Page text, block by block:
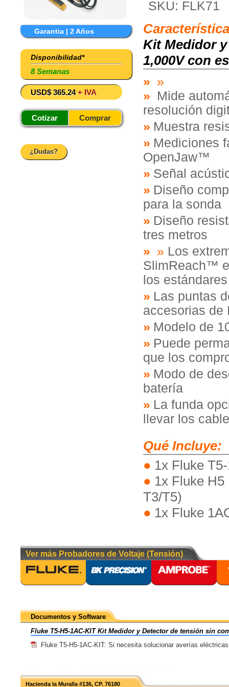
Garantia | 2 Años
Disponibilidad*
8 Semanas
USD$ 365.24+ IVA
Cotizar Comprar
¿Dudas?
SKU: FLK71
Kit Medidor
1,000V con
»
Mide
resolución
Muestra
Mediciones
OpenJaw™
Señal
Diseño
para la sonda
Diseño
tres metros
» Los
SlimReach™
los
Las puntas
accesorias de
Modelo de
Puede
que los
Modo de
batería
La funda
llevar los
Qué Incluye:
1x Fluke
1x Fluke
T3/T5)
1x Fluke
Ver más Probadores de Voltaje (Tensión)
Documentos y Software
Fluke T5-H5-1AC-KIT Kit Medidor y Detector de tensión sin
Fluke T5-H5-1AC-KIT: Si necesita solucionar averías
Hacienda la Muralla #136, CP. 76180